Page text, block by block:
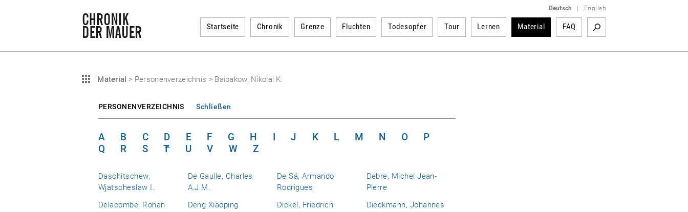
Deutsch English
Startseite Chronik Grenze Fluchten Todesopfer Tour Lernen Material FAQ
Material > Personenverzeichnis > Baibakow, Nikolai K.
PERSONENVERZEICHNIS Schließen
A B C D E F G H I J K L M N O
P
Q
R S T U V W Z
Daschitschew,
Wjatscheslaw I.
De Gaulle, Charles
A.J.M.
De Sá, Armando
Rodrigues
Debre, Michel Jean-
Pierre
Delacombe, Rohan
Deng Xiaoping Dickel, Friedrich
Dieckmann, Johannes